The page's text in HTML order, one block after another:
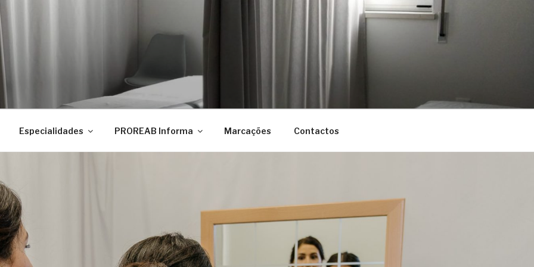
Especialidades PROREAB Informa Marcações Contactos